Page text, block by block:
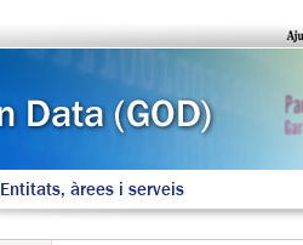
Entitats, àrees i serveis